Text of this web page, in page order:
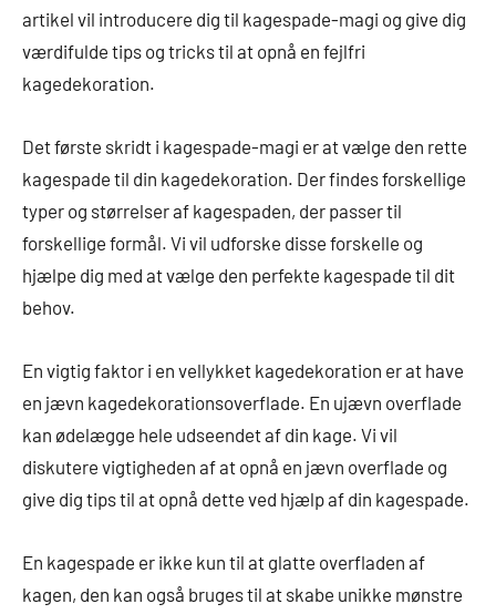
artikel vil introducere dig til kagespade-magi og give dig
værdifulde tips og tricks til at opnå en fejlfri
kagedekoration.
Det første skridt i kagespade-magi er at vælge den rette
kagespade til din kagedekoration. Der findes forskellige
typer og størrelser af kagespaden, der passer til
forskellige formål. Vi vil udforske disse forskelle og
hjælpe dig med at vælge den perfekte kagespade til dit
behov.
En vigtig faktor i en vellykket kagedekoration er at have
en jævn kagedekorationsoverflade. En ujævn overflade
kan ødelægge hele udseendet af din kage. Vi vil
diskutere vigtigheden af at opnå en jævn overflade og
give dig tips til at opnå dette ved hjælp af din kagespade.
En kagespade er ikke kun til at glatte overfladen af
kagen, den kan også bruges til at skabe unikke mønstre